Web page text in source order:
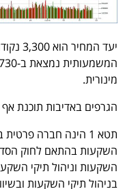
מינורית.
הגרפים באדיבות תוכנת
תטא 1 הינה חברה
השקעות בהתאם לחוק
בניהול תיקי השקעות